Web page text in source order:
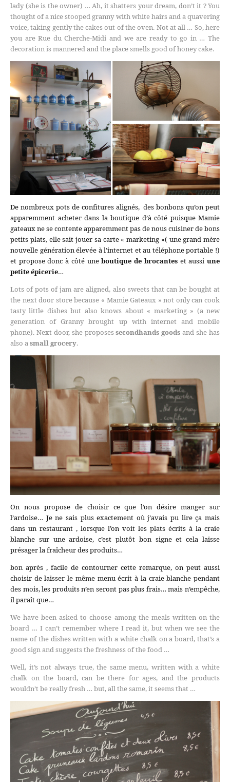
lady (she is the owner) … Ah, it shatters your dream, don’t it ? You
thought of a nice stooped granny with white hairs and a quavering
voice, taking gently the cakes out of the oven. Not at all … So, here
you are Rue du Cherche-Midi and we are ready to go in … The
decoration is mannered and the place smells good of honey cake.
De nombreux pots de confitures alignés, des bonbons qu’on peut
apparemment acheter dans la boutique d’à côté puisque Mamie
gateaux ne se contente apparemment pas de nous cuisiner de bons
petits plats, elle sait jouer sa carte « marketing »( une grand mère
nouvelle génération élevée à l’internet et au téléphone portable !)
et propose donc à côté uneboutique de brocanteset aussiune
petite épicerie…
Lots of pots of jam are aligned, also sweets that can be bought at
the next door store because « Mamie Gateaux » not only can cook
tasty little dishes but also knows about « marketing » (a new
generation of Granny brought up with internet and mobile
phone). Next door, she proposessecondhands goods and she has
also asmall grocery.
On nous propose de choisir ce que l’on désire manger sur
l’ardoise… Je ne sais plus exactement où j’avais pu lire ça mais
dans un restaurant , lorsque l’on voit les plats écrits à la craie
blanche sur une ardoise, c’est plutôt bon signe et cela laisse
présager la fraîcheur des produits…
bon après , facile de contourner cette remarque, on peut aussi
choisir de laisser le même menu écrit à la craie blanche pendant
des mois, les produits n’en seront pas plus frais… mais n’empêche,
il paraît que…
We have been asked to choose among the meals written on the
board … I can’t remember where I read it, but when we see the
name of the dishes written with a white chalk on a board, that’s a
good sign and suggests the freshness of the food …
Well, it’s not always true, the same menu, written with a white
chalk on the board, can be there for ages, and the products
wouldn’t be really fresh … but, all the same, it seems that …